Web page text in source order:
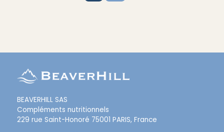
BEAVERHILL SAS
Compléments nutritionnels
229 rue Saint-Honoré 75001 PARIS, France